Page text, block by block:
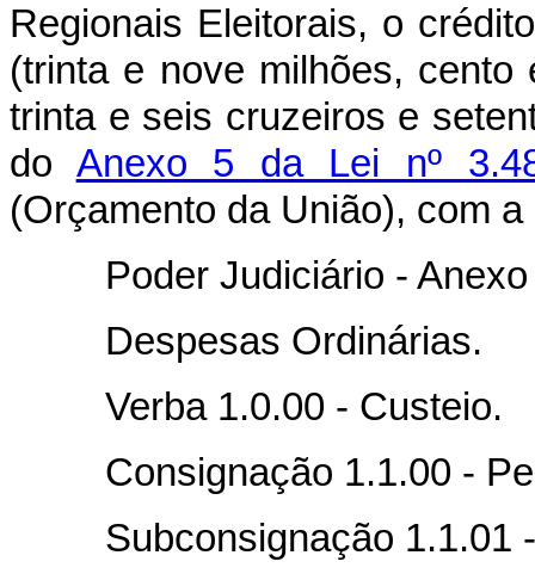
Regionais Eleitorais, o
(trinta e nove milhões,
trinta e seis cruzeiros e
do Anexo 5 da Lei nº
(Orçamento da União), com
Poder Judiciário -
Despesas Ordinárias.
Verba 1.0.00 - Custeio.
Consignação 1.1.00 -
Subconsignação 1.1.01